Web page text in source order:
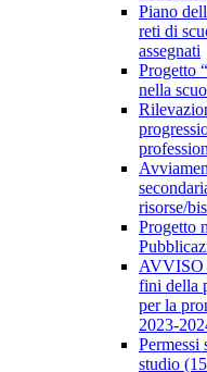
Piano
reti di
assegnati
Progetto
nella
risorse/
Progetto
AVVISO
fini della
per la
2023-
studio